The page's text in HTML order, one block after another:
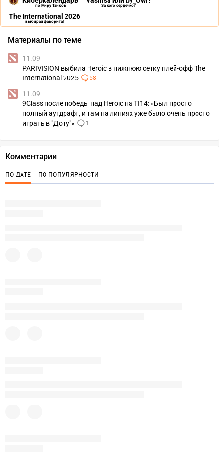
по Миру Танков За кого сердечко?
The International 2026
выбирай фаворита!
Материалы по теме
11.09
PARIVISION выбила Heroic в нижнюю сетку плей-офф The
International 2025
58
11.09
9Class после победы над Heroic на TI14: «Был просто
полный аутдрафт, и там на линиях уже было очень просто
играть в "Доту"»
1
Комментарии
ПО ДАТЕ ПО ПОПУЛЯРНОСТИ